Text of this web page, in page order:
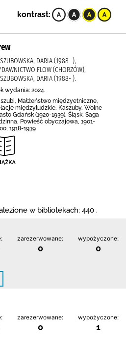
kontrast:
DARIA (1988- ),
FLOW (CHORZÓW),
DARIA (1988- ).
wydania: 2024.
Małżeństwo międzyetniczne,
międzyludzkie, Kaszuby, Wolne
Gdańsk (1920-1939), Śląsk, Saga
Powieść obyczajowa, 1901-
1918-1939
w bibliotekach: 440 .
zarezerwowane:
0
wypożyczone:
0
zarezerwowane:
0
wypożyczone:
1